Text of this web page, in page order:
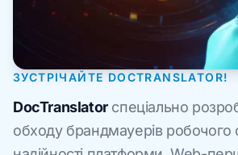
ЗУСТРІЧАЙТЕ DOCTRANSLATOR!
DocTranslatorспеціально
обходу брандмауерів робочого